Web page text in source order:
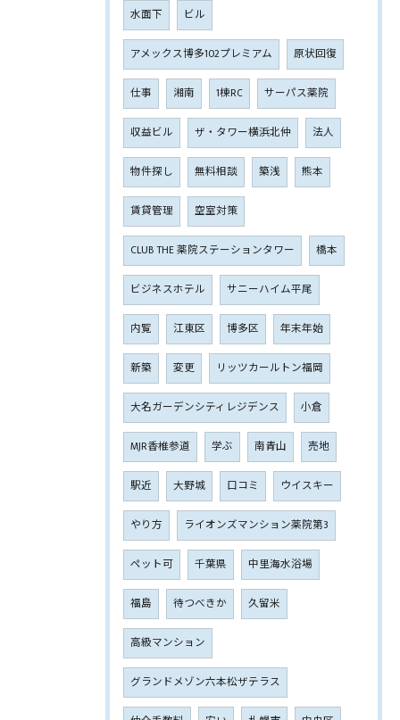
水面下 ビル
アメックス博多102プレミアム 原状回復
仕事 湘南 1棟RC サーパス薬院
収益ビル ザ・タワー横浜北仲 法人
物件探し 無料相談 築浅 熊本
賃貸管理 空室対策
CLUB THE 薬院ステーションタワー 橋本
ビジネスホテル サニーハイム平尾
内覧 江東区 博多区 年末年始
新築 変更 リッツカールトン福岡
大名ガーデンシティレジデンス 小倉
MJR香椎参道 学ぶ 南青山 売地
駅近 大野城 口コミ ウイスキー
やり方 ライオンズマンション薬院第3
ペット可 千葉県 中里海水浴場
福島 待つべきか 久留米
高級マンション
グランドメゾン六本松ザテラス